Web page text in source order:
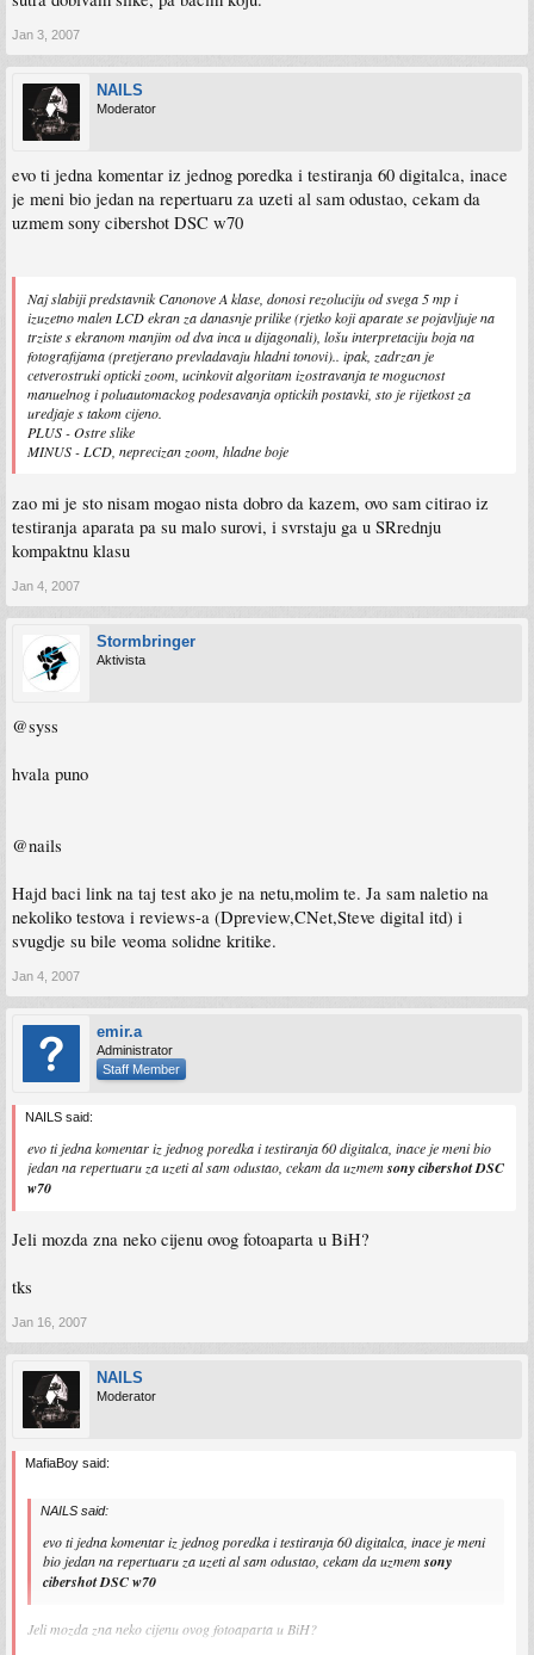
Jan 3, 2007
NAILS
Moderator
evo ti jedna komentar iz jednog poredka i testiranja 60 digitalca, inace
je meni bio jedan na repertuaru za uzeti al sam odustao, cekam da
uzmem sony cibershot DSC w70
Naj slabiji predstavnik Canonove A klase, donosi rezoluciju od svega 5 mp i
izuzetno malen LCD ekran za danasnje prilike (rjetko koji aparate se pojavljuje na
trziste s ekranom manjim od dva inca u dijagonali), lošu interpretaciju boja na
fotografijama (pretjerano prevladavaju hladni tonovi).. ipak, zadrzan je
cetverostruki opticki zoom, ucinkovit algoritam izostravanja te mogucnost
manuelnog i poluautomackog podesavanja optickih postavki, sto je rijetkost za
uredjaje s takom cijeno.
PLUS - Ostre slike
MINUS - LCD, neprecizan zoom, hladne boje
zao mi je sto nisam mogao nista dobro da kazem, ovo sam citirao iz
testiranja aparata pa su malo surovi, i svrstaju ga u SRrednju
kompaktnu klasu
Jan 4, 2007
Stormbringer
Aktivista
@syss
hvala puno
@nails
Hajd baci link na taj test ako je na netu,molim te. Ja sam naletio na
nekoliko testova i reviews-a (Dpreview,CNet,Steve digital itd) i
svugdje su bile veoma solidne kritike.
Jan 4, 2007
emir.a
Administrator
Staff Member
NAILS said:
evo ti jedna komentar iz jednog poredka i testiranja 60 digitalca, inace je meni bio
jedan na repertuaru za uzeti al sam odustao, cekam da uzmemsony cibershot DSC
w70
Jeli mozda zna neko cijenu ovog fotoaparta u BiH?
tks
Jan 16, 2007
NAILS
Moderator
MafiaBoy said:
NAILS said:
evo ti jedna komentar iz jednog poredka i testiranja 60 digitalca, inace je meni
bio jedan na repertuaru za uzeti al sam odustao, cekam da uzmemsony
cibershot DSC w70
Jeli mozda zna neko cijenu ovog fotoaparta u BiH?